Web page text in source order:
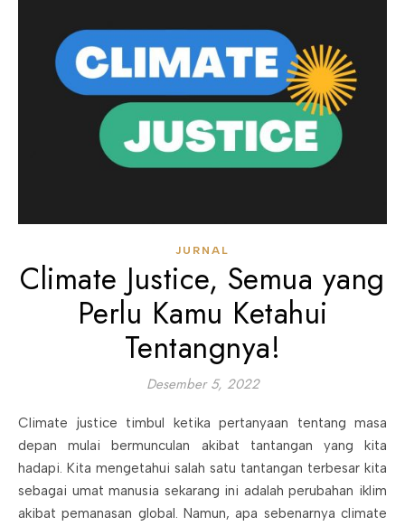
JURNAL
Climate Justice, Semua yang
Perlu Kamu Ketahui
Tentangnya!
Desember 5, 2022
Climate justice timbul ketika pertanyaan tentang masa
depan mulai bermunculan akibat tantangan yang kita
hadapi. Kita mengetahui salah satu tantangan terbesar kita
sebagai umat manusia sekarang ini adalah perubahan iklim
akibat pemanasan global. Namun, apa sebenarnya climate